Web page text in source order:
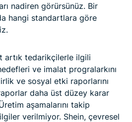
nadiren görürsünüz. Bir
hangi standartlara göre
artık tedarikçilerle ilgili
ve imalat progralarkını
ve sosyal etki raporlarını
daha üst düzey karar
aşamalarını takip
verilmiyor. Shein, çevresel